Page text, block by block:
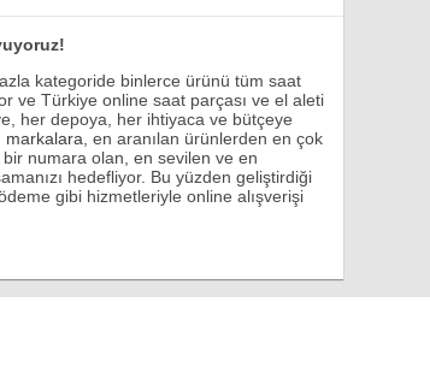
kategoride binlerce ürünü tüm saat
ve Türkiye online saat parçası ve el aleti
her depoya, her ihtiyaca ve bütçeye
markalara , en aranılan ürünlerden en çok
bir numara olan, en sevilen ve en
hedefliyor. Bu yüzden geliştirdiği
gibi hizmetleriyle online alışverişi